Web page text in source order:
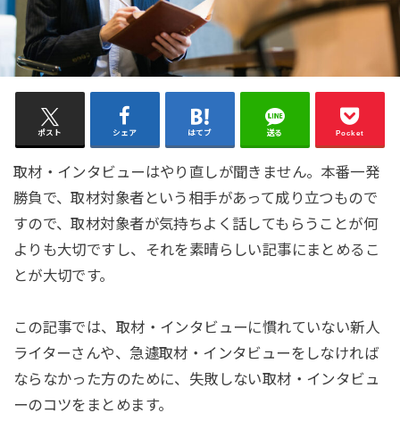
ポスト シェア はてブ 送る Pocket
取材・インタビューはやり直しが聞きません。本番一発
勝負で、取材対象者という相手があって成り立つもので
すので、取材対象者が気持ちよく話してもらうことが何
よりも大切ですし、それを素晴らしい記事にまとめるこ
とが大切です。
この記事では、取材・インタビューに慣れていない新人
ライターさんや、急遽取材・インタビューをしなければ
ならなかった方のために、失敗しない取材・インタビュ
ーのコツをまとめます。